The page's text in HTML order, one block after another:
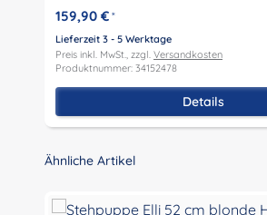
159,90 € *
Lieferzeit 3 - 5 Werktage
Preis inkl. MwSt., zzgl. Versandkosten
Produktnummer: 34152478
Details
Produktgalerie überspringen
Ähnliche Artikel